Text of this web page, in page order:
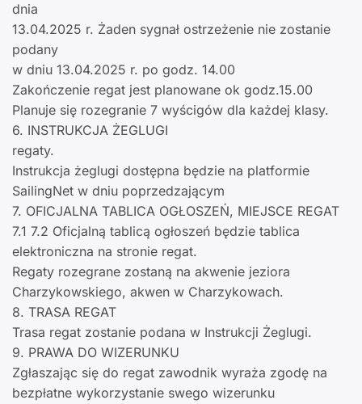
dnia
13.04.2025 r. Żaden sygnał ostrzeżenie nie zostanie
podany
w dniu 13.04.2025 r. po godz. 14.00
Zakończenie regat jest planowane ok godz.15.00
Planuje się rozegranie 7 wyścigów dla każdej klasy.
6. INSTRUKCJA ŻEGLUGI
regaty.
Instrukcja żeglugi dostępna będzie na platformie
SailingNet w dniu poprzedzającym
7. OFICJALNA TABLICA OGŁOSZEŃ, MIEJSCE REGAT
7.1 7.2 Oficjalną tablicą ogłoszeń będzie tablica
elektroniczna na stronie regat.
Regaty rozegrane zostaną na akwenie jeziora
Charzykowskiego, akwen w Charzykowach.
8. TRASA REGAT
Trasa regat zostanie podana w Instrukcji Żeglugi.
9. PRAWA DO WIZERUNKU
Zgłaszając się do regat zawodnik wyraża zgodę na
bezpłatne wykorzystanie swego wizerunku